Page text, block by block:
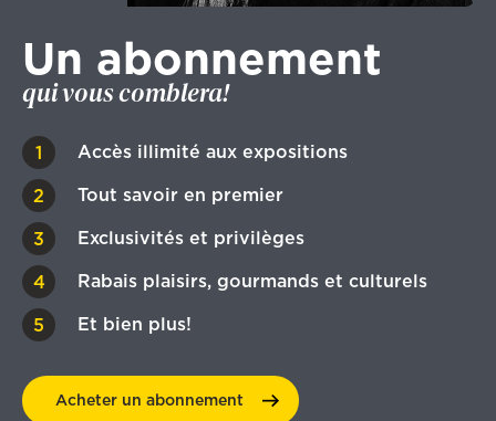
Un abonnement
qui vous comblera!
Accès illimité aux expositions
Tout savoir en premier
Exclusivités et privilèges
Rabais plaisirs, gourmands et culturels
Et bien plus!
Acheter un abonnement